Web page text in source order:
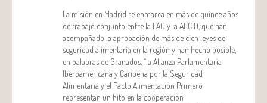
La misión en Madrid se enmarca en más de quince años
de trabajo conjunto entre la FAO y la AECID, que han
acompañado la aprobación de más de cien leyes de
seguridad alimentaria en la región y han hecho posible,
en palabras de Granados, “la Alianza Parlamentaria
Iberoamericana y Caribeña por la Seguridad
Alimentaria y el Pacto Alimentación Primero
representan un hito en la cooperación